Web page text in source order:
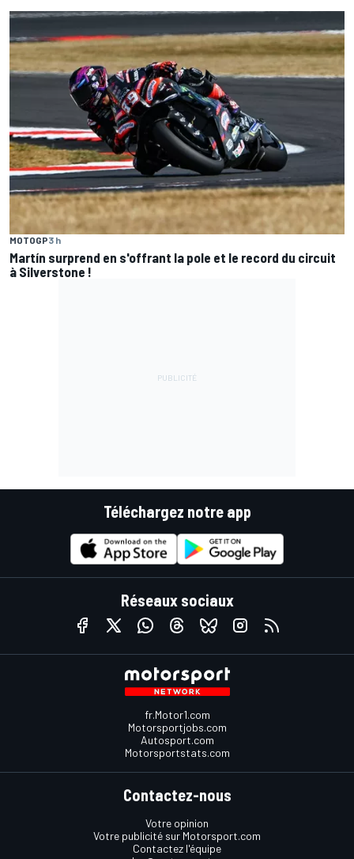
MOTOGP3 h
Martín surprend en s'offrant la pole et le record du circuit
à Silverstone !
Téléchargez notre app
Réseaux sociaux
fr.Motor1.com
Motorsportjobs.com
Autosport.com
Motorsportstats.com
Contactez-nous
Votre opinion
Votre publicité sur Motorsport.com
Contactez l'équipe